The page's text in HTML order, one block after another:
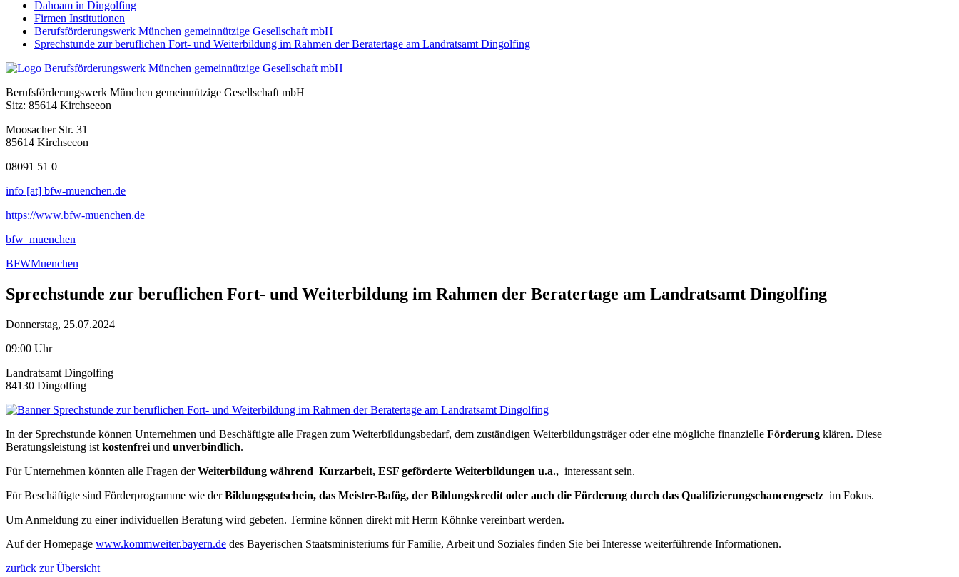
Dahoam in Dingolfing
Firmen Institutionen
Berufsförderungswerk München gemeinnützige Gesellschaft mbH
Sprechstunde zur beruflichen Fort- und Weiterbildung im Rahmen der Beratertage am Landratsamt Dingolfing
Berufsförderungswerk München gemeinnützige Gesellschaft mbH
Sitz: 85614 Kirchseeon
Moosacher Str. 31
85614 Kirchseeon
08091 51 0
info [at] bfw-muenchen.de
https://www.bfw-muenchen.de
bfw_muenchen
BFWMuenchen
Sprechstunde zur beruflichen Fort- und Weiterbildung im Rahmen der Beratertage am Landratsamt Dingolfing
Donnerstag, 25.07.2024
09:00 Uhr
Landratsamt Dingolfing
84130 Dingolfing
In der Sprechstunde können Unternehmen und Beschäftigte alle Fragen zum Weiterbildungsbedarf, dem zuständigen Weiterbildungsträger oder eine mögliche finanzielle Förderung klären. Diese
Beratungsleistung ist kostenfrei und unverbindlich.
Für Unternehmen könnten alle Fragen derWeiterbildung während Kurzarbeit, ESF geförderte Weiterbildungen u.a., interessant sein.
Für Beschäftigte sind Förderprogramme wie derBildungsgutschein, das Meister-Bafög, der Bildungskredit oder auch die Förderung durch das Qualifizierungschancengesetz im Fokus.
Um Anmeldung zu einer individuellen Beratung wird gebeten. Termine können direkt mit Herrn Köhnke vereinbart werden.
Auf der Homepage www.kommweiter.bayern.de des Bayerischen Staatsministeriums für Familie, Arbeit und Soziales finden Sie bei Interesse weiterführende Informationen.
zurück zur Übersicht